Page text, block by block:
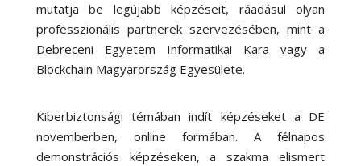
mutatja be legújabb képzéseit, ráadásul olyan
professzionális partnerek szervezésében, mint a
Debreceni Egyetem Informatikai Kara vagy a
Blockchain Magyarország Egyesülete.
Kiberbiztonsági témában indít képzéseket a DE
novemberben, online formában. A félnapos
demonstrációs képzéseken, a szakma elismert